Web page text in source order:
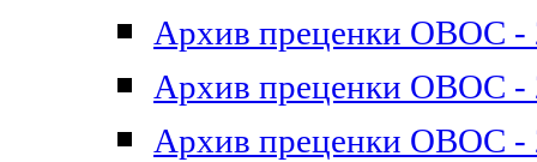
Архив преценки ОВОС -
Архив преценки ОВОС -
Архив преценки ОВОС -